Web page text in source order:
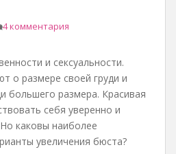
4 комментария
и сексуальности.
о размере своей груди и
большего размера. Красивая
себя уверенно и
каковы наиболее
увеличения бюста?